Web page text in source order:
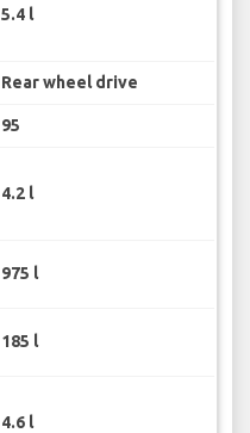
5.4 l
Rear wheel drive
95
4.2 l
975 l
185 l
4.6 l